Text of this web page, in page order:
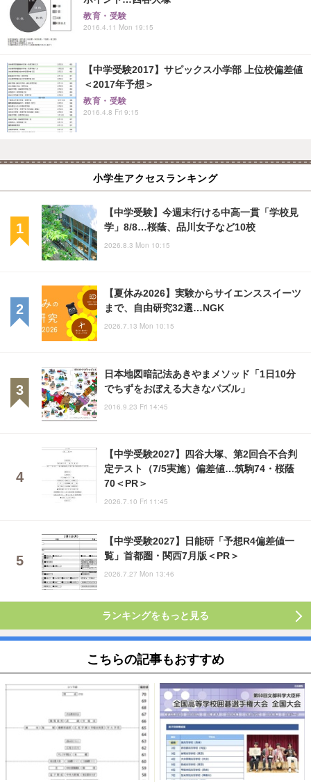
教育・受験
2016.4.11 Mon 19:15
【中学受験2017】サピックス小学部 上位校偏差値
＜2017年予想＞
教育・受験
2016.4.8 Fri 9:15
小学生アクセスランキング
【中学受験】今週末行ける中高一貫「学校見
学」8/8…桜蔭、品川女子など10校
2026.8.3 Mon 10:15
【夏休み2026】実験からサイエンススイーツ
まで、自由研究32選…NGK
2026.7.13 Mon 10:15
日本地図暗記法あきやまメソッド「1日10分
でちずをおぼえる大きなパズル」
2016.9.23 Fri 14:45
【中学受験2027】四谷大塚、第2回合不合判
定テスト（7/5実施）偏差値…筑駒74・桜蔭
70＜PR＞
2026.7.10 Fri 11:45
【中学受験2027】日能研「予想R4偏差値一
覧」首都圏・関西7月版＜PR＞
2026.7.27 Mon 13:46
ランキングをもっと見る
こちらの記事もおすすめ